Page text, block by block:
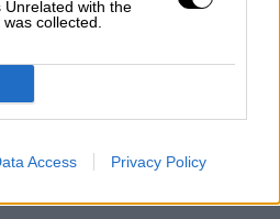
Unrelated with the
collected.
Access Privacy Policy